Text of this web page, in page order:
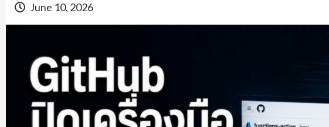
June 10, 2026